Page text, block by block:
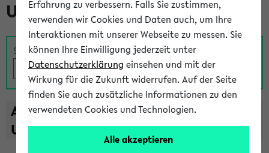
Universität Bielefeld
Suche
A B C D E F G H I J K L M N O
U
V W X Y
Z
Erfahrung zu verbessern. Falls Sie zustimmen,
verwenden wir Cookies und Daten auch, um Ihre
Interaktionen mit unserer Webseite zu messen. Sie
können Ihre Einwilligung jederzeit unter
Datenschutzerklärung einsehen und mit der
Wirkung für die Zukunft widerrufen. Auf der Seite
finden Sie auch zusätzliche Informationen zu den
verwendeten Cookies und Technologien.
Alle akzeptieren